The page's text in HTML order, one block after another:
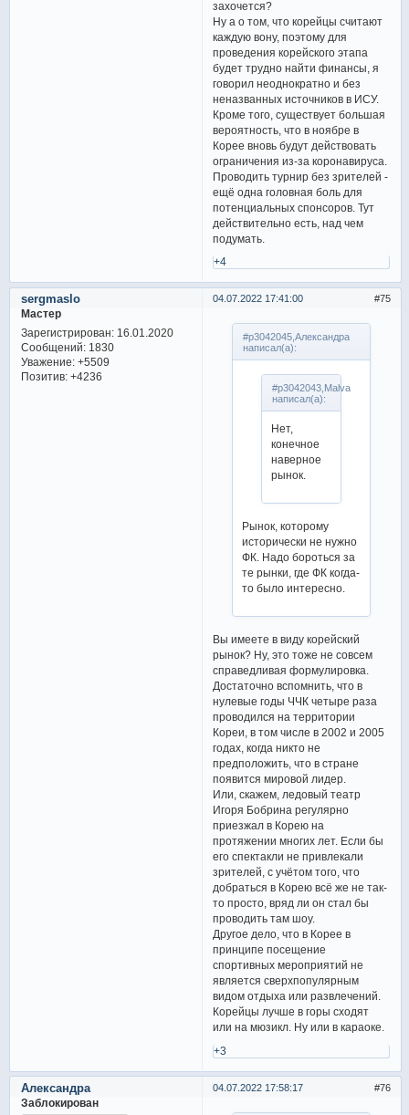
захочется?
Ну а о том, что корейцы считают
каждую вону, поэтому для
проведения корейского этапа
будет трудно найти финансы, я
говорил неоднократно и без
неназванных источников в ИСУ.
Кроме того, существует большая
вероятность, что в ноябре в
Корее вновь будут действовать
ограничения из-за коронавируса.
Проводить турнир без зрителей -
ещё одна головная боль для
потенциальных спонсоров. Тут
действительно есть, над чем
подумать.
+4
75
04.07.2022 17:41:00
sergmaslo
Мастер
Зарегистрирован: 16.01.2020
Сообщений:1830
Уважение: +5509
Позитив: +4236
#p3042045,Александра
написал(а):
#p3042043,Malva
написал(а):
Нет,
конечное
наверное
рынок.
Рынок, которому
исторически не нужно
ФК. Надо бороться за
те рынки, где ФК когда-
то было интересно.
Вы имеете в виду корейский
рынок? Ну, это тоже не совсем
справедливая формулировка.
Достаточно вспомнить, что в
нулевые годы ЧЧК четыре раза
проводился на территории
Кореи, в том числе в 2002 и 2005
годах, когда никто не
предположить, что в стране
появится мировой лидер.
Или, скажем, ледовый театр
Игоря Бобрина регулярно
приезжал в Корею на
протяжении многих лет. Если бы
его спектакли не привлекали
зрителей, с учётом того, что
добраться в Корею всё же не так-
то просто, вряд ли он стал бы
проводить там шоу.
Другое дело, что в Корее в
принципе посещение
спортивных мероприятий не
является сверхпопулярным
видом отдыха или развлечений.
Корейцы лучше в горы сходят
или на мюзикл. Ну или в караоке.
+3
76
04.07.2022 17:58:17
Александра
Заблокирован